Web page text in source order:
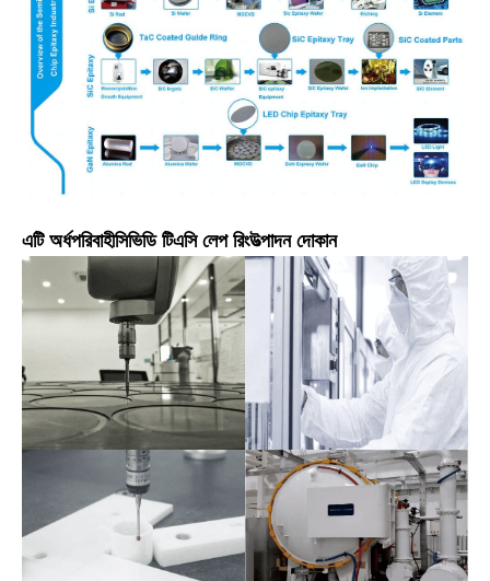
এটি অর্ধপরিবাহীসিভিডি টিএসি লেপ রিংউত্পাদন দোকান